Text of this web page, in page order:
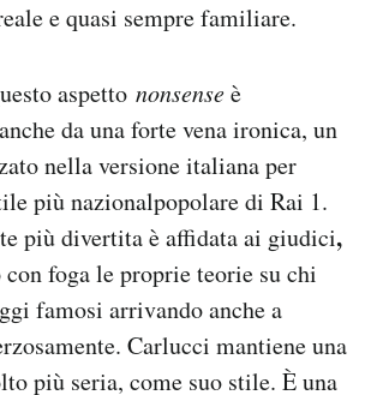
e quasi sempre familiare.
aspetto nonsenseè
da una forte vena ironica, un
nella versione italiana per
più nazionalpopolare di Rai 1.
più divertita è affidata ai giudici,
con foga le proprie teorie su chi
famosi arrivando anche a
Carlucci mantiene una
più seria, come suo stile. È una